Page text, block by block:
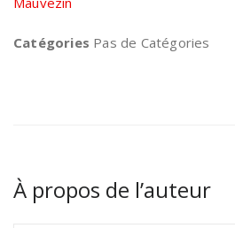
Catégories Pas de Catégories
À propos de l’auteur